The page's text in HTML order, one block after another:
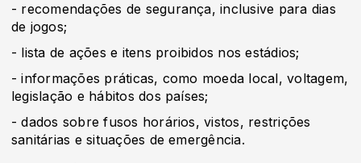
- recomendações de segurança, inclusive para dias
de jogos;
- lista de ações e itens proibidos nos estádios;
- informações práticas, como moeda local, voltagem,
legislação e hábitos dos países;
- dados sobre fusos horários, vistos, restrições
sanitárias e situações de emergência.